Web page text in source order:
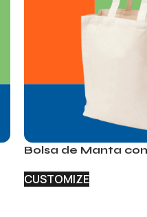
Bolsa de Manta
CUSTOMIZE